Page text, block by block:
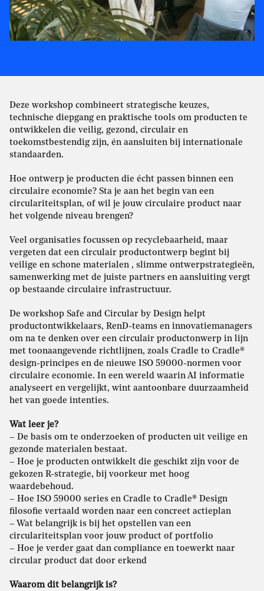
Deze workshop combineert strategische keuzes,
technische diepgang en praktische tools om producten te
ontwikkelen die veilig, gezond, circulair en
toekomstbestendig zijn, én aansluiten bij internationale
standaarden.
Hoe ontwerp je producten die écht passen binnen een
circulaire economie? Sta je aan het begin van een
circulariteitsplan, of wil je jouw circulaire product naar
het volgende niveau brengen?
Veel organisaties focussen op recyclebaarheid, maar
vergeten dat een circulair productontwerp begint bij
veilige en schone materialen , slimme ontwerpstrategieën,
samenwerking met de juiste partners en aansluiting vergt
op bestaande circulaire infrastructuur.
De workshop Safe and Circular by Design helpt
productontwikkelaars, RenD-teams en innovatiemanagers
om na te denken over een circulair productonwerp in lijn
met toonaangevende richtlijnen, zoals Cradle to Cradle®
design-principes en de nieuwe ISO 59000-normen voor
circulaire economie. In een wereld waarin AI informatie
analyseert en vergelijkt, wint aantoonbare duurzaamheid
het van goede intenties.
Wat leer je?
– De basis om te onderzoeken of producten uit veilige en
gezonde materialen bestaat.
– Hoe je producten ontwikkelt die geschikt zijn voor de
gekozen R-strategie, bij voorkeur met hoog
waardebehoud.
– Hoe ISO 59000 series en Cradle to Cradle® Design
filosofie vertaald worden naar een concreet actieplan
– Wat belangrijk is bij het opstellen van een
circulariteitsplan voor jouw product of portfolio
– Hoe je verder gaat dan compliance en toewerkt naar
circular product dat door erkend
Waarom dit belangrijk is?